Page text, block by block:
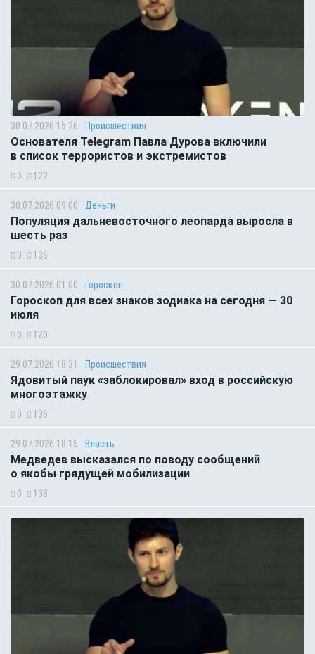
30.07.2026 15:26 Происшествия
Основателя Telegram Павла Дурова включили
в список террористов и экстремистов
0 122
30.07.2026 09:00 Деньги
Популяция дальневосточного леопарда выросла в
шесть раз
0 136
30.07.2026 01:00 Гороскоп
Гороскоп для всех знаков зодиака на сегодня — 30
июля
0 120
29.07.2026 18:31 Происшествия
Ядовитый паук «заблокировал» вход в российскую
многоэтажку
0 136
29.07.2026 18:15 Власть
Медведев высказался по поводу сообщений
о якобы грядущей мобилизации
0 138